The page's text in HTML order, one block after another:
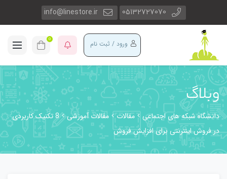
05132727070
info@linestore.ir
ورود / ثبت نام 0
وبلاگ
دانشگاه شبکه های اجتماعی مقالات مقالات آموزشی
8 تکنیک کاربردی
در فروش اینترنتی برای افزایش فروش